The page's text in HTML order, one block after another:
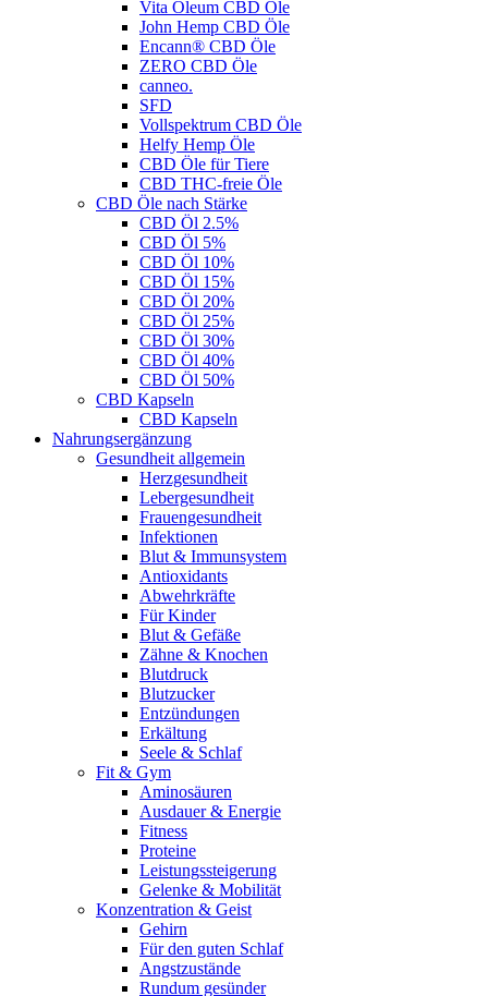
Vita Oleum CBD Öle
John Hemp CBD Öle
Encann® CBD Öle
ZERO CBD Öle
canneo.
SFD
Vollspektrum CBD Öle
Helfy Hemp Öle
CBD Öle für Tiere
CBD THC-freie Öle
CBD Öle nach Stärke
CBD Öl 2.5%
CBD Öl 5%
CBD Öl 10%
CBD Öl 15%
CBD Öl 20%
CBD Öl 25%
CBD Öl 30%
CBD Öl 40%
CBD Öl 50%
CBD Kapseln
CBD Kapseln
Nahrungsergänzung
Gesundheit allgemein
Herzgesundheit
Lebergesundheit
Frauengesundheit
Infektionen
Blut & Immunsystem
Antioxidants
Abwehrkräfte
Für Kinder
Blut & Gefäße
Zähne & Knochen
Blutdruck
Blutzucker
Entzündungen
Erkältung
Seele & Schlaf
Fit & Gym
Aminosäuren
Ausdauer & Energie
Fitness
Proteine
Leistungssteigerung
Gelenke & Mobilität
Konzentration & Geist
Gehirn
Für den guten Schlaf
Angstzustände
Rundum gesünder